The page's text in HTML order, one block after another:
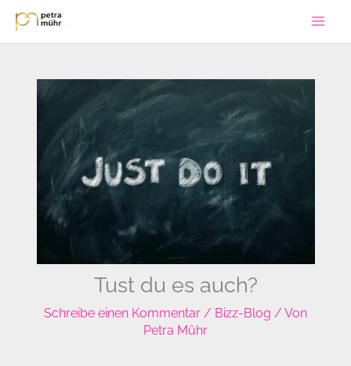
Zum
Inhalt
Tust du es auch?
Schreibe einen Kommentar / Bizz-Blog / Von
Petra Mühr